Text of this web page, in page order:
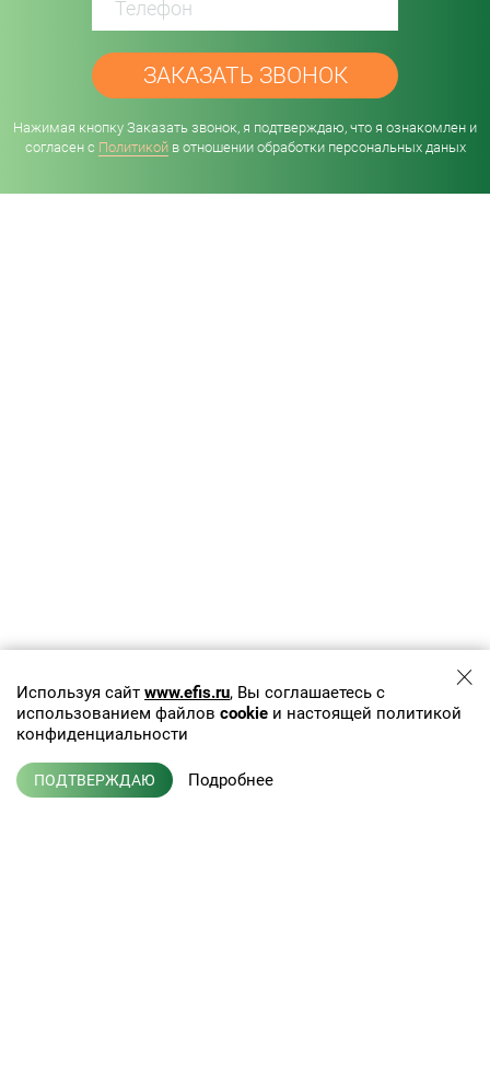
Нажимая кнопку Заказать звонок, я подтверждаю, что я ознакомлен и
согласен с Политикойв отношении обработки персональных даных
Используя сайт www.efis.ru, Вы соглашаетесь с
использованием файлов cookie и настоящей политикой
конфиденциальности
ПОДТВЕРЖДАЮ Подробнее